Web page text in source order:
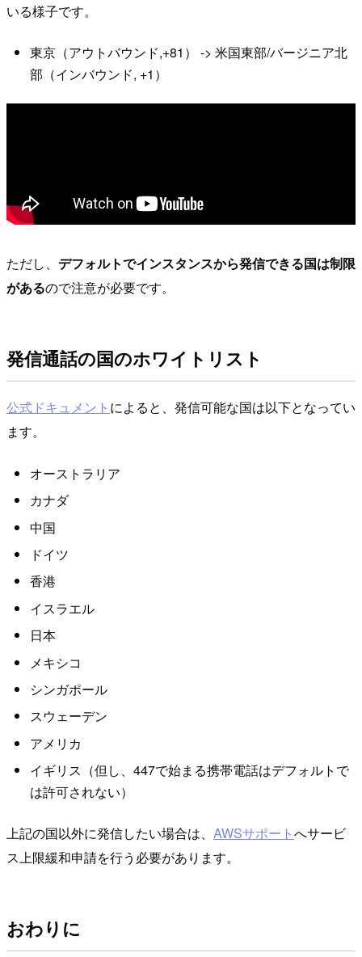
いる様子です。
東京（アウトバウンド,+81） -> 米国東部/バージニア北
部（インバウンド, +1）
ただし、 デフォルトでインスタンスから発信できる国は制限
があるので注意が必要です。
発信通話の国のホワイトリスト
公式ドキュメント によると、発信可能な国は以下となってい
ます。
オーストラリア
カナダ
中国
ドイツ
香港
イスラエル
日本
メキシコ
シンガポール
スウェーデン
アメリカ
イギリス（但し、447で始まる携帯電話はデフォルトで
は許可されない）
上記の国以外に発信したい場合は、 AWSサポートへサービ
ス上限緩和申請を行う必要があります。
おわりに